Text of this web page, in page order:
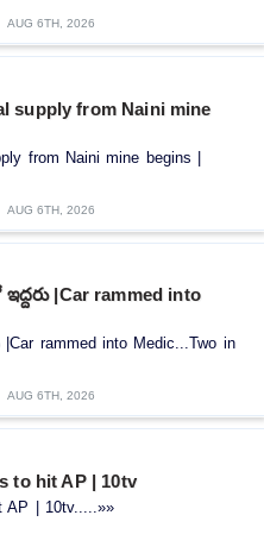
AUG 6TH, 2026
supply from Naini mine
from Naini mine begins |
AUG 6TH, 2026
|Car rammed into
rammed into Medic...Two in
AUG 6TH, 2026
to hit AP | 10tv
AP | 10tv.....»»